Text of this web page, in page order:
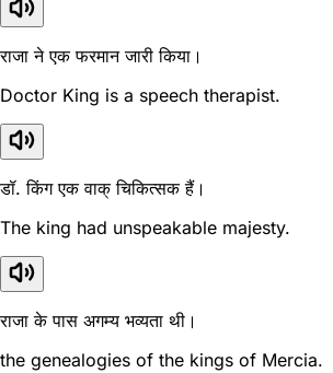
राजा ने एक फरमान जारी किया।
Doctor King is a speech therapist.
डॉ. किंग एक वाक् चिकित्सक हैं।
The king had unspeakable majesty.
राजा के पास अगम्य भव्यता थी।
the genealogies of the kings of Mercia.